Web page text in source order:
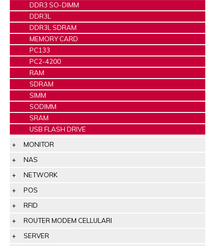
DDR3 SO-DIMM
DDR3L
DDR3L SDRAM
MEMORY CARD
PC133
PC2-4200
RAM
SDRAM
SIMM
SODIMM
SRAM
USB FLASH DRIVE
MONITOR
NAS
NETWORK
POS
RFID
ROUTER MODEM CELLULARI
SERVER